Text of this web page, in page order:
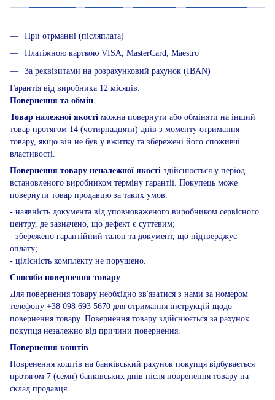
При отрманні (післяплата)
Платіжною карткою VISA, MasterCard, Maestro
За реквізитами на розрахунковий рахунок (IBAN)
Гарантія від виробника 12 місяців.
Повернення та обмін
Товар належної якості можна повернути або обміняти на інший
товар протягом 14 (чотирнадцяти) днів з моменту отримання
товару, якщо він не був у вжитку та збережені його споживчі
властивості.
Повернення товару неналежної якості здійснюється у період
встановленого виробником терміну гарантії. Покупець може
повернути товар продавцю за таких умов:
- наявність документа від уповноваженого виробником сервісного
центру, де зазначено, що дефект є суттєвим;
- збережено гарантійний талон та документ, що підтверджує
оплату;
- цілісність комплекту не порушено.
Способи повернення товару
Для повернення товару необхідно зв'язатися з нами за номером
телефону +38 098 693 5670 для отримання інструкцій щодо
повернення товару. Повернення товару здійснюється за рахунок
покупця незалежно від причини повернення.
Повернення коштів
Повренення коштів на банківський рахунок покупця відбувається
протягом 7 (семи) банківських днів після повренення товару на
склад продавця.